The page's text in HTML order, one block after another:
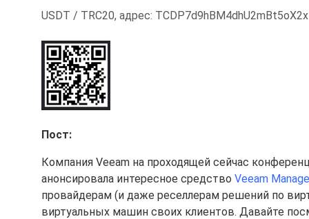
USDT / TRC20, адрес:
Пост:
Компания Veeam на проходящей сейчас
анонсировала интересное средство Veeam
провайдерам (и даже реселлерам решений по
виртуальных машин своих клиентов. Давайте